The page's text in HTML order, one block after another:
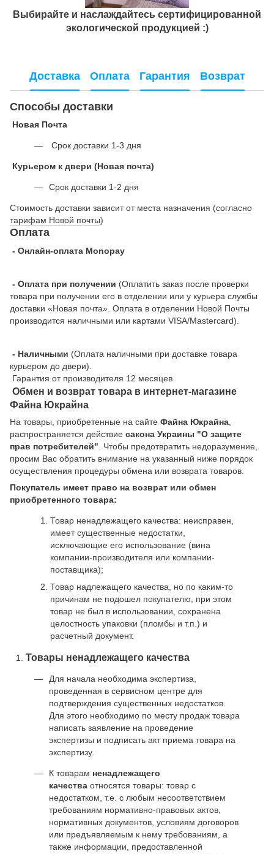
Выбирайте и наслаждайтесь сертифицированной
экологической продукцией :)
Доставка Оплата Гарантия Возврат
Способы доставки
Новая Почта
Срок доставки 1-3 дня
Курьером к двери (Новая почта)
Срок доставки 1-2 дня
Стоимость доставки зависит от места назначения (согласно
тарифам Новой почты)
Оплата
- Онлайн-оплата Monopay
- Оплата при получении (Оплатить заказ после проверки
товара при получении его в отделении или у курьера службы
доставки «Новая почта». Оплата в отделении Новой Почты
производится наличными или картами VISA/Mastercard).
- Наличными (Оплата наличными при доставке товара
курьером до двери).
Гарантия от производителя 12 месяцев
Обмен и возврат товара в интернет-магазине
Файна Юкрайна
На товары, приобретенные на сайте Файна Юкрайна
распространяется действие cакона Украины "О защите
прав потребителей" . Чтобы предотвратить недоразумение,
просим Вас обратить внимание на указанный ниже порядок
осуществления процедуры обмена или возврата товаров.
Покупатель имеет право на возврат или обмен
приобретенного товара:
Товар ненадлежащего качества: неисправен,
имеет существенные недостатки,
исключающие его использование (вина
компании-производителя или компании-
поставщика);
Товар надлежащего качества, но по каким-то
причинам не подошел покупателю, при этом
товар не был в использовании, сохранена
целостность упаковки (пломбы и т.п.) и
расчетный документ.
Товары ненадлежащего качества
Для начала необходима экспертиза,
проведенная в сервисном центре для
подтверждения существенных недостатков.
Для этого необходимо по месту продаж товара
написать заявление на проведение
экспертизы и подписать акт приема товара на
экспертизу.
К товарам ненадлежащего
качества относятся товары: товар с
недостатком, т.е. с любым несоответствием
требованиям нормативно-правовых актов,
нормативных документов, условиям договоров
или предъявляемым к нему требованиям, а
также информации, предоставленной